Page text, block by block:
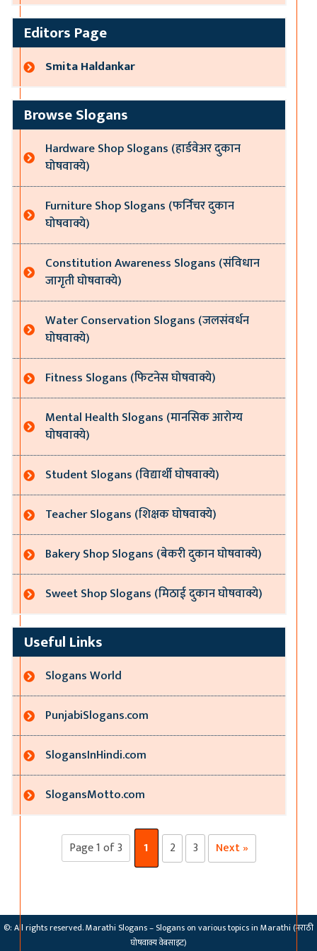
Editors Page
Smita Haldankar
Browse Slogans
Hardware Shop Slogans (हार्डवेअर दुकान
घोषवाक्ये)
Furniture Shop Slogans (फर्निचर दुकान
घोषवाक्ये)
Constitution Awareness Slogans (संविधान
जागृती घोषवाक्ये)
Water Conservation Slogans (जलसंवर्धन
घोषवाक्ये)
Fitness Slogans (फिटनेस घोषवाक्ये)
Mental Health Slogans (मानसिक आरोग्य
घोषवाक्ये)
Student Slogans (विद्यार्थी घोषवाक्ये)
Teacher Slogans (शिक्षक घोषवाक्ये)
Bakery Shop Slogans (बेकरी दुकान घोषवाक्ये)
Sweet Shop Slogans (मिठाई दुकान घोषवाक्ये)
Useful Links
Slogans World
PunjabiSlogans.com
SlogansInHindi.com
SlogansMotto.com
Page 1 of 3 1 2 3 Next »
©: All rights reserved.Marathi Slogans – Slogans on various topics in Marathi (मराठी
घोषवाक्य वेबसाइट)